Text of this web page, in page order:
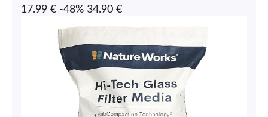
17.99 € -48% 34.90 €